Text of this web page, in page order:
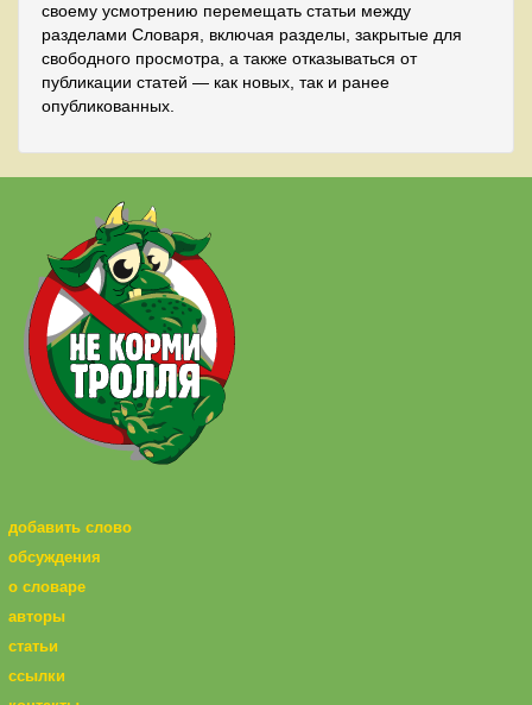
своему усмотрению перемещать статьи между
разделами Словаря, включая разделы, закрытые для
свободного просмотра, а также отказываться от
публикации статей — как новых, так и ранее
опубликованных.
добавить слово
обсуждения
о словаре
авторы
статьи
ссылки